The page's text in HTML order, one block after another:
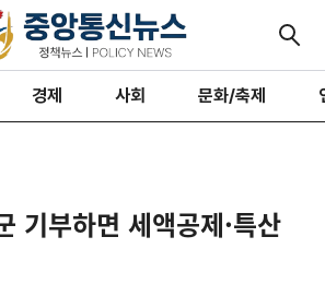
경제 사회 문화/축제
기부하면 세액공제·특산